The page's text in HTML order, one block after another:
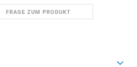
FRAGE ZUM PRODUKT